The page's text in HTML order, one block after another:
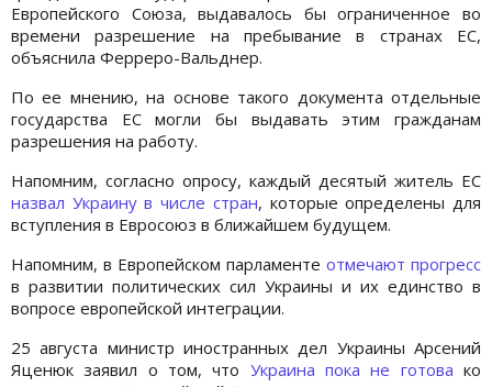
Европейского Союза, выдавалось бы ограниченное во
времени разрешение на пребывание в странах ЕС,
объяснила Ферреро-Вальднер.
По ее мнению, на основе такого документа отдельные
государства ЕС могли бы выдавать этим гражданам
разрешения на работу.
Напомним, согласно опросу, каждый десятый житель ЕС
назвал Украину в числе стран, которые определены для
вступления в Евросоюз в ближайшем будущем.
Напомним, в Европейском парламенте отмечают прогресс
в развитии политических сил Украины и их единство в
вопросе европейской интеграции.
25 августа министр иностранных дел Украины Арсений
Яценюк заявил о том, что Украина пока не готовако